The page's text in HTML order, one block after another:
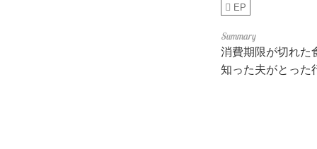
EP
消費期限が切れた
知った夫がとっ